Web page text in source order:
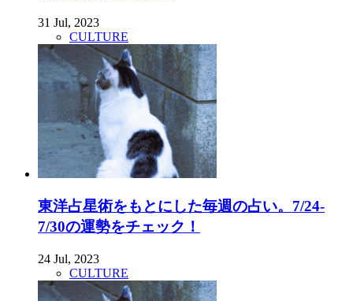
31 Jul, 2023
CULTURE
東洋占星術をもとにした毎週の占い。7/24-
7/30の運勢をチェック！
24 Jul, 2023
CULTURE